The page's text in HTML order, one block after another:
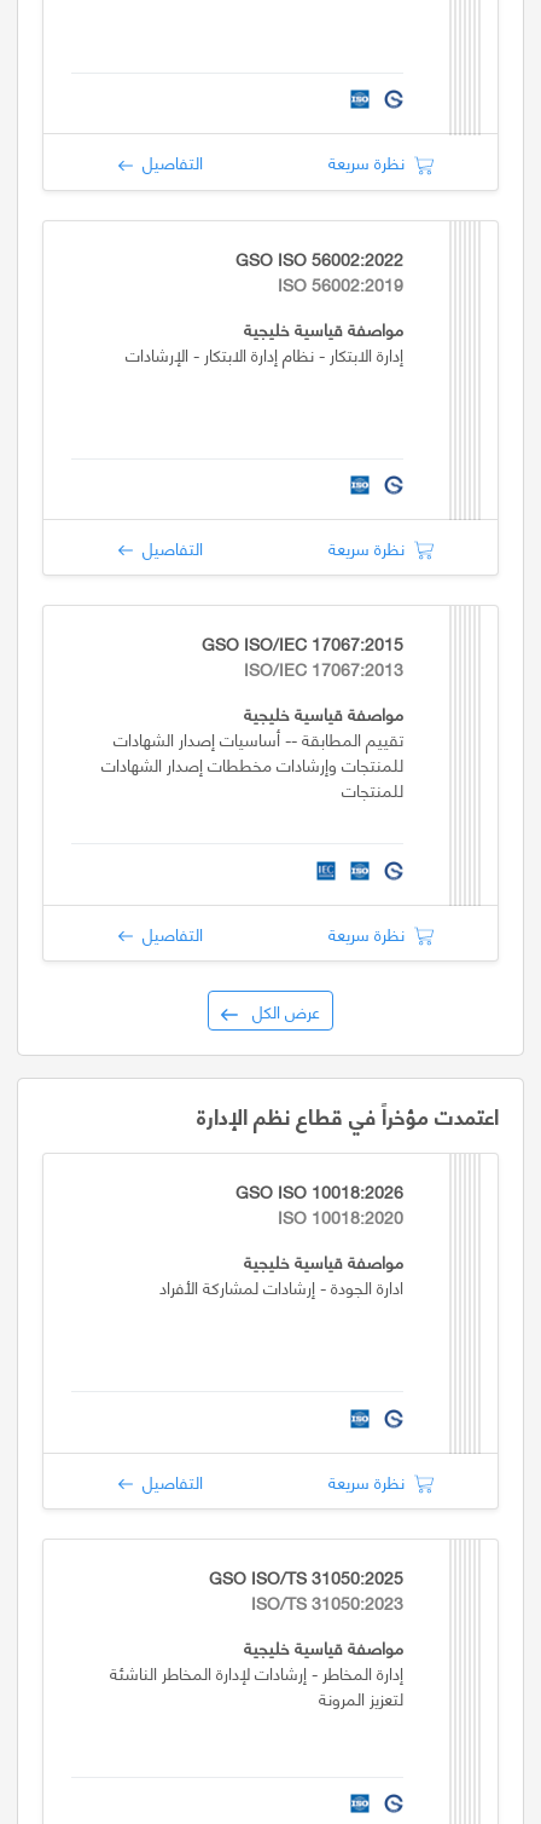
نظرة سريعة التفاصيل
GSO ISO 56002:2022
ISO 56002:2019
مواصفة قياسية خليجية
إدارة الابتكار - نظام إدارة الابتكار - الإرشادات
نظرة سريعة التفاصيل
GSO ISO/IEC 17067:2015
ISO/IEC 17067:2013
مواصفة قياسية خليجية
تقييم المطابقة -- أساسيات إصدار الشهادات
للمنتجات وإرشادات مخططات إصدار الشهادات
للمنتجات
نظرة سريعة التفاصيل
عرض الكل
اعتمدت مؤخراً في قطاع نظم الإدارة
GSO ISO 10018:2026
ISO 10018:2020
مواصفة قياسية خليجية
ادارة الجودة - إرشادات لمشاركة الأفراد
نظرة سريعة التفاصيل
GSO ISO/TS 31050:2025
ISO/TS 31050:2023
مواصفة قياسية خليجية
إدارة المخاطر - إرشادات لإدارة المخاطر الناشئة
لتعزيز المرونة